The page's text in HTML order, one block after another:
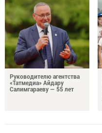
Руководителю агентства
«Татмедиа» Айдару
Салимгараеву — 55 лет